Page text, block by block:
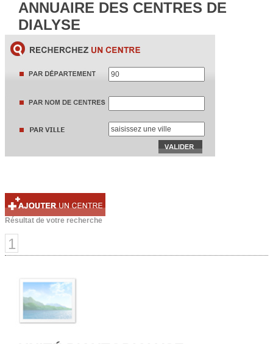
ANNUAIRE DES CENTRES DE
DIALYSE
Résultat de votre recherche
1